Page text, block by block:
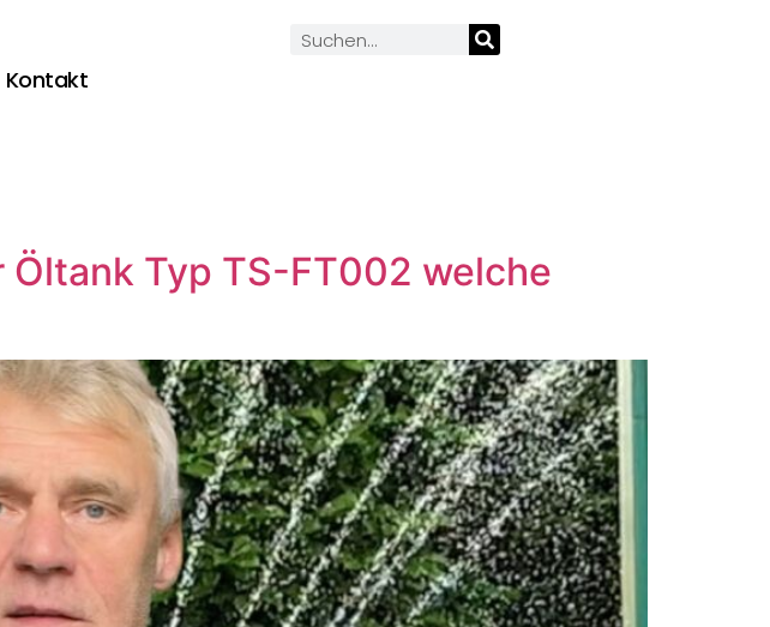
Kontakt
Typ TS-FT002 welche